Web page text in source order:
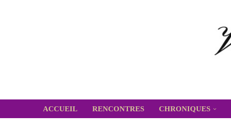
ACCUEIL RENCONTRES CHRONIQUES